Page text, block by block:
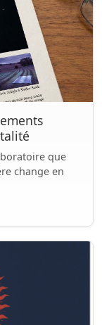
que
change en